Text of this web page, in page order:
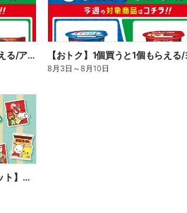
【おトク】1個買うと1個もらえる/アイス
8月3日 ～8月10日
【サンリオ×メーカーマスコット】オリジナルグッズ貰える!